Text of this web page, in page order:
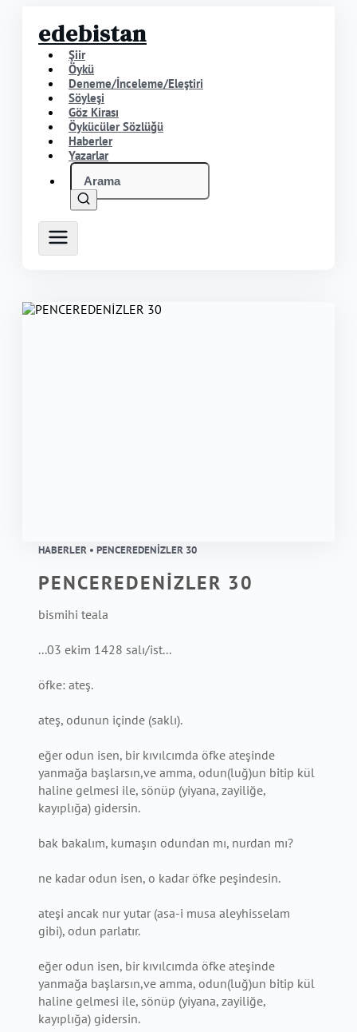
edebistan
Şiir
Öykü
Deneme/İnceleme/Eleştiri
Söyleşi
Göz Kirası
Öykücüler Sözlüğü
Haberler
Yazarlar
HABERLER • PENCEREDENİZLER 30
PENCEREDENİZLER 30
bismihi teala
...03 ekim 1428 salı/ist...
öfke: ateş.
ateş, odunun içinde (saklı).
eğer odun isen, bir kıvılcımda öfke ateşinde
yanmağa başlarsın,ve amma, odun(luğ)un bitip kül
haline gelmesi ile, sönüp (yiyana, zayiliğe,
kayıplığa) gidersin.
bak bakalım, kumaşın odundan mı, nurdan mı?
ne kadar odun isen, o kadar öfke peşindesin.
ateşi ancak nur yutar (asa-i musa aleyhisselam
gibi), odun parlatır.
eğer odun isen, bir kıvılcımda öfke ateşinde
yanmağa başlarsın,ve amma, odun(luğ)un bitip kül
haline gelmesi ile, sönüp (yiyana, zayiliğe,
kayıplığa) gidersin.